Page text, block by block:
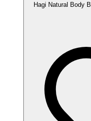
Hagi Natural Body